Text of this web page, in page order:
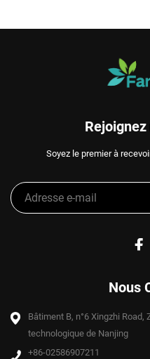
Soyez le premier à
Nous
Bâtiment B, n°6 Xingzhi
technologique de Nanjing
+86-02586907211